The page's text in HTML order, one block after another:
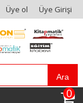
Üye ol Üye Girişi
Ara
0